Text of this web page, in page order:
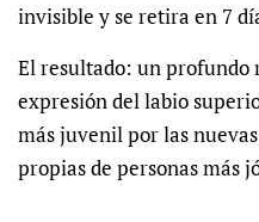
invisible y se retira en 7
El resultado: un profundo
expresión del labio
más juvenil por las
propias de personas más